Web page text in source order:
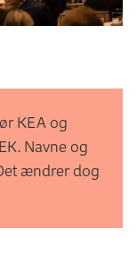
KEA og
Navne og
ændrer dog